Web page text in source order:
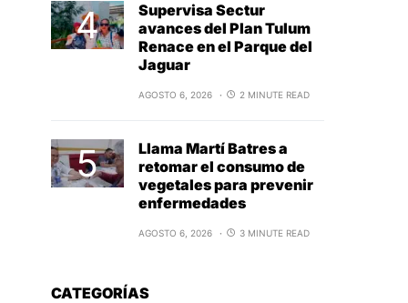
Supervisa Sectur
avances del Plan Tulum
Renace en el Parque del
Jaguar
AGOSTO 6, 2026 2 MINUTE READ
Llama Martí Batres a
retomar el consumo de
vegetales para prevenir
enfermedades
AGOSTO 6, 2026 3 MINUTE READ
CATEGORÍAS